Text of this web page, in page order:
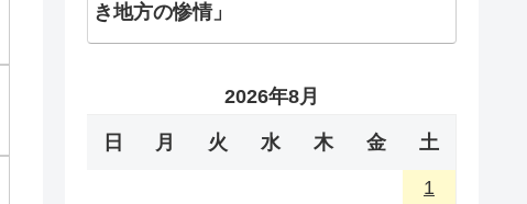
き地方の惨情」
2026年8月
日 月 火 水 木 金 土
1